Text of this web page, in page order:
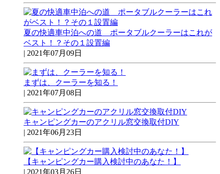
夏の快適車中泊への道 ポータブルクーラーはこれが
ベスト！？その１設置編
| 2021年07月09日
まずは、クーラーを知る！
| 2021年07月08日
キャンピングカーのアクリル窓交換取付DIY
| 2021年06月23日
【キャンピングカー購入検討中のあなた！】
| 2021年03月26日